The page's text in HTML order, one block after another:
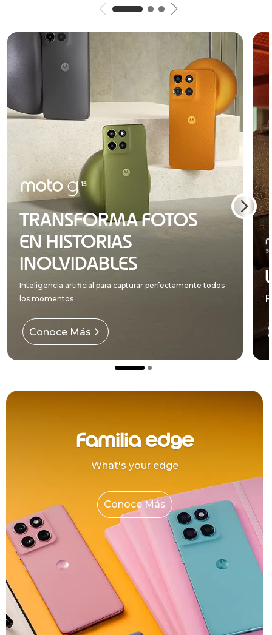
TRANSFORMA FOTOS
EN HISTORIAS
INOLVIDABLES
Inteligencia artificial para capturar perfectamente todos
los momentos
Conoce Más
Familia edge
What's your edge
Conoce Más